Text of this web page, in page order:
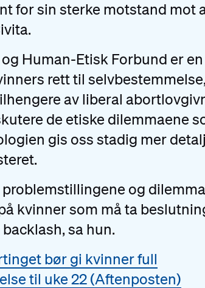
for sin sterke motstand mot
Human-Etisk Forbund er en
rett til
av liberal
de etiske dilemmaene
gis oss stadig mer
problemstillingene og
kvinner som må ta
sa hun.
bør gi kvinner full
til uke 22 (Aftenposten)